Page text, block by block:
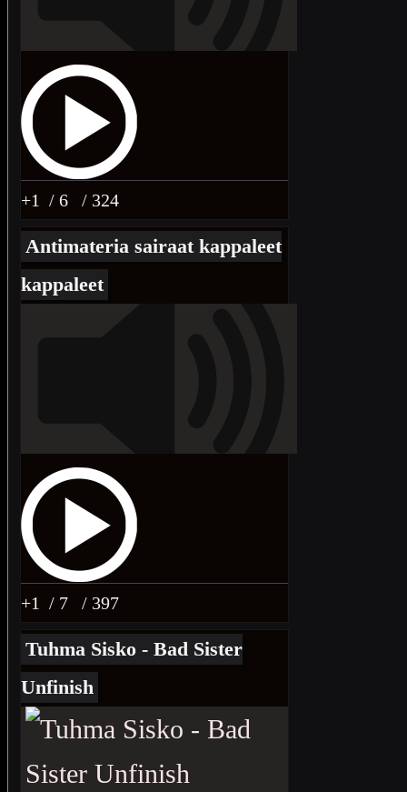
+1 / 6 / 324
Antimateria sairaat kappaleet
kappaleet
+1 / 7 / 397
Tuhma Sisko - Bad Sister
Unfinish